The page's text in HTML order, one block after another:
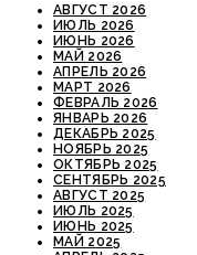
АВГУСТ 2026
ИЮЛЬ 2026
ИЮНЬ 2026
МАЙ 2026
АПРЕЛЬ 2026
МАРТ 2026
ФЕВРАЛЬ 2026
ЯНВАРЬ 2026
ДЕКАБРЬ 2025
НОЯБРЬ 2025
ОКТЯБРЬ 2025
СЕНТЯБРЬ 2025
АВГУСТ 2025
ИЮЛЬ 2025
ИЮНЬ 2025
МАЙ 2025